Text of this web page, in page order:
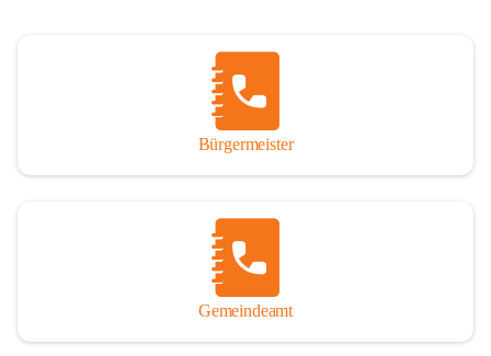
gedankt werden, die durch ihre Erinnerungen, Informationen und
durch das Überlassen von Fotos und Dokumenten zum Gesamtbild
dieses Buches wesentlich beigetragen haben.
Der Zeitdruck war enorm, um das Werk auch zeitgerecht für das
Jubiläumsjahr abschließen zu können. Daher mag um Nachsicht
Ausführlichkeit behandelt erscheinen, oder auch der eine oder
andere Fehler unterlief. Die Autoren haben nach ihren
individuellen Möglichkeiten mit bestem Wissen und Gewissen
Bürgermeister
Gemeindeamt